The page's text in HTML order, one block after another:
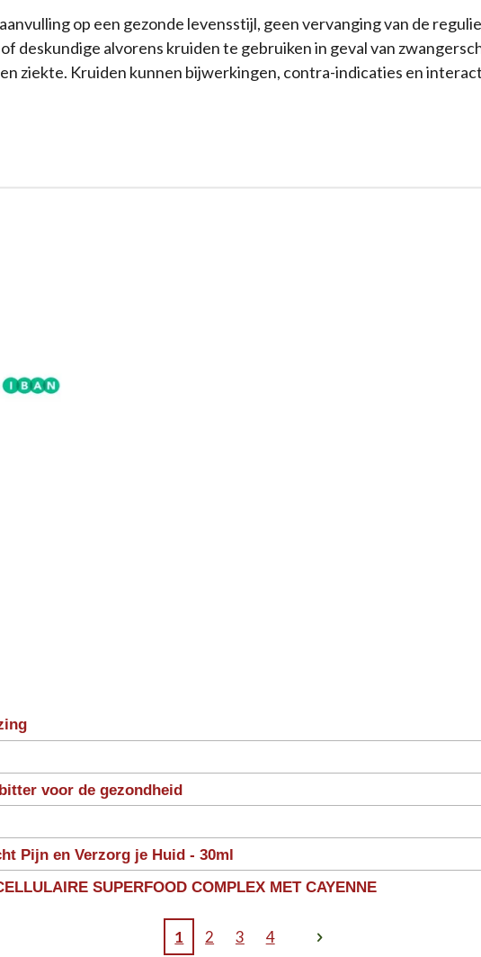
op een gezonde levensstijl, geen vervanging van de
deskundige alvorens kruiden te gebruiken in geval van
ziekte. Kruiden kunnen bijwerkingen, contra-indicaties en
voor de gezondheid
Pijn en Verzorg je Huid - 30ml
SUPERFOOD COMPLEX MET CAYENNE
1 2 3 4